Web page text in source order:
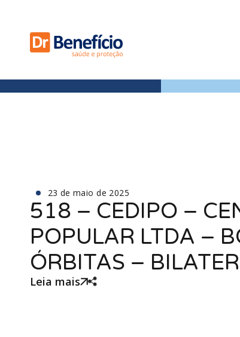
23 de maio de 2025
518 – CEDIPO –
POPULAR LTDA –
ÓRBITAS –
Leia mais